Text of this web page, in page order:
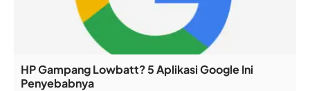
HP Gampang Lowbatt? 5 Aplikasi Google Ini
Penyebabnya